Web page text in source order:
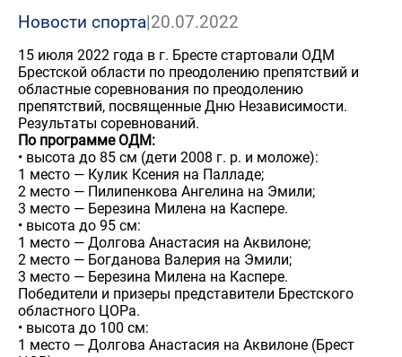
Новости спорта|20.07.2022
15 июля 2022 года в г. Бресте стартовали ОДМ
Брестской области по преодолению препятствий и
областные соревнования по преодолению
препятствий, посвященные Дню Независимости.
Результаты соревнований.
По программе ОДМ:
• высота до 85 см (дети 2008 г. р. и моложе):
1 место — Кулик Ксения на Палладе;
2 место — Пилипенкова Ангелина на Эмили;
3 место — Березина Милена на Каспере.
• высота до 95 см:
1 место — Долгова Анастасия на Аквилоне;
2 место — Богданова Валерия на Эмили;
3 место — Березина Милена на Каспере.
Победители и призеры представители Брестского
областного ЦОРа.
• высота до 100 см:
1 место — Долгова Анастасия на Аквилоне (Брест